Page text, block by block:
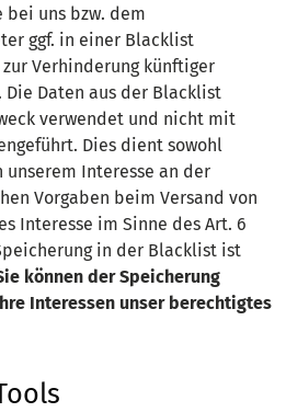
bei uns bzw. dem
ggf. in einer Blacklist
Verhinderung künftiger
Daten aus der Blacklist
verwendet und nicht mit
Dies dient sowohl
unserem Interesse an der
Vorgaben beim Versand von
Interesse im Sinne des Art. 6
in der Blacklist ist
können der Speicherung
Interessen unser berechtigtes